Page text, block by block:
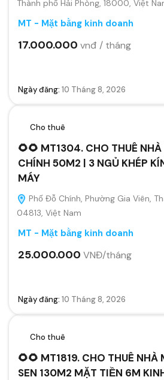
Thành phố Hải Phòng, 18000, Việt
MT - Mặt bằng kinh doanh
17.000.000 vnđ / tháng
Ngày đăng: 10 Tháng 8, 2026
Cho thuê
🌻🌻 MT1304. CHO THUÊ
CHÍNH 50M2 | 3 NGỦ KHÉP
MÁY
Phố Đỗ Chính, Phường Gia Viên,
04813, Việt Nam
MT - Mặt bằng kinh doanh
25.000.000 VNĐ/tháng
Ngày đăng: 10 Tháng 8, 2026
Cho thuê
🌻🌻 MT1819. CHO THUÊ
SEN 130M2 MẶT TIỀN 6M